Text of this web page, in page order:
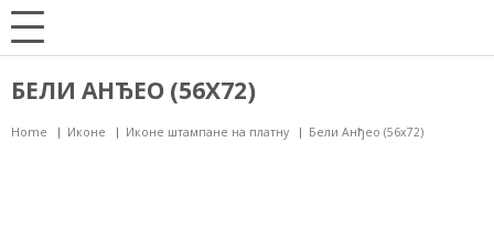
БЕЛИ АНЂЕО (56Х72)
Home Иконе Иконе штампане на платну Бели Анђео (56х72)